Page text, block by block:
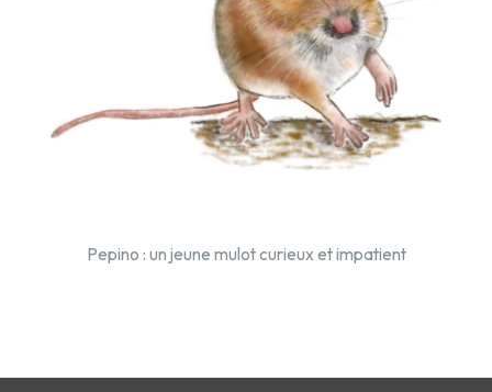
Pepino : un jeune mulot curieux et impatient